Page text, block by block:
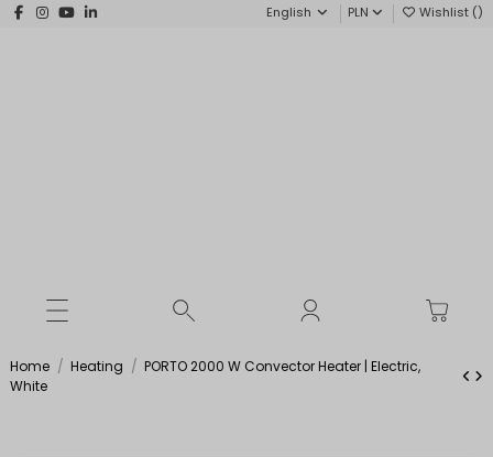
English PLN Wishlist ()
Home Heating
PORTO 2000 W Convector Heater | Electric,
White